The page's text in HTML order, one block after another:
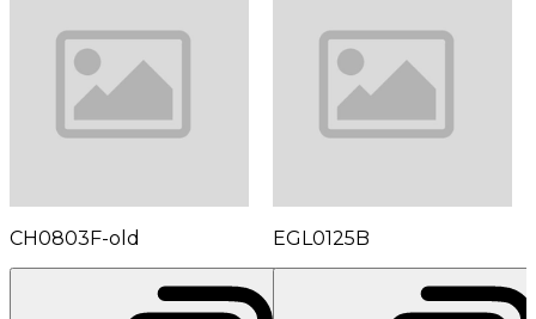
CH0803F-old EGL0125B